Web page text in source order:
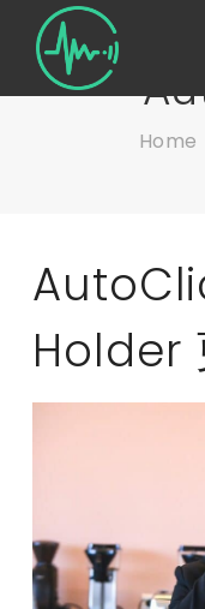
Home
Holder